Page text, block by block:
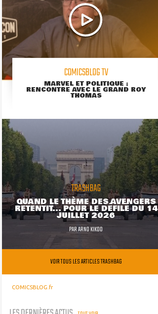
COMICSBLOG TV
MARVEL ET POLITIQUE :
RENCONTRE AVEC LE GRAND ROY
THOMAS
TRASHBAG
QUAND LE THÈME DES AVENGERS
RETENTIT... POUR LE DÉFILÉ DU 14
JUILLET 2026
PARARNO KIKOO
VOIR TOUS LES ARTICLES TRASHBAG
COMICSBLOG.fr